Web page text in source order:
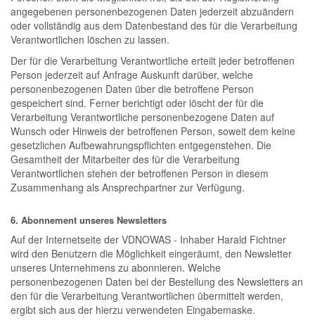
angegebenen personenbezogenen Daten jederzeit abzuändern
oder vollständig aus dem Datenbestand des für die Verarbeitung
Verantwortlichen löschen zu lassen.
Der für die Verarbeitung Verantwortliche erteilt jeder betroffenen
Person jederzeit auf Anfrage Auskunft darüber, welche
personenbezogenen Daten über die betroffene Person
gespeichert sind. Ferner berichtigt oder löscht der für die
Verarbeitung Verantwortliche personenbezogene Daten auf
Wunsch oder Hinweis der betroffenen Person, soweit dem keine
gesetzlichen Aufbewahrungspflichten entgegenstehen. Die
Gesamtheit der Mitarbeiter des für die Verarbeitung
Verantwortlichen stehen der betroffenen Person in diesem
Zusammenhang als Ansprechpartner zur Verfügung.
6. Abonnement unseres Newsletters
Auf der Internetseite der VDNOWAS - Inhaber Harald Fichtner
wird den Benutzern die Möglichkeit eingeräumt, den Newsletter
unseres Unternehmens zu abonnieren. Welche
personenbezogenen Daten bei der Bestellung des Newsletters an
den für die Verarbeitung Verantwortlichen übermittelt werden,
ergibt sich aus der hierzu verwendeten Eingabemaske.